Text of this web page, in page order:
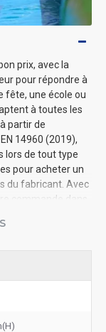
prix, avec la
pour répondre à
fête, une école ou
à toutes les
partir de
14960 (2019),
lors de tout type
pour acheter un
du fabricant. Avec
commande dans
pour un devis